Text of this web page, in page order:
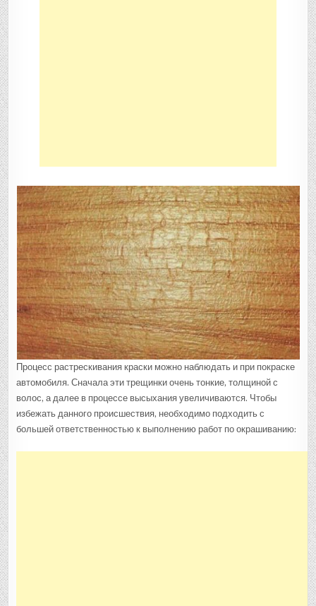
Процесс растрескивания краски можно наблюдать и при покраске
автомобиля. Сначала эти трещинки очень тонкие, толщиной с
волос, а далее в процессе высыхания увеличиваются. Чтобы
избежать данного происшествия, необходимо подходить с
большей ответственностью к выполнению работ по окрашиванию: